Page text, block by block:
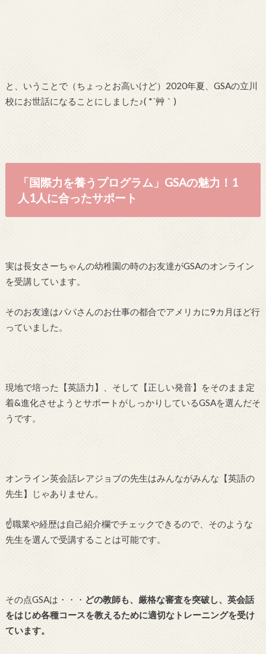
と、いうことで（ちょっとお高いけど）2020年夏、GSAの立川
校にお世話になることにしました♪( *´艸｀)
「国際力を養うプログラム」GSAの魅力！1
人1人に合ったサポート
実は長女さーちゃんの幼稚園の時のお友達がGSAのオンライン
を受講しています。
そのお友達はパパさんのお仕事の都合でアメリカに9カ月ほど行
っていました。
現地で培った【英語力】、そして【正しい発音】をそのまま定
着&進化させようとサポートがしっかりしているGSAを選んだそ
うです。
オンライン英会話レアジョブの先生はみんながみんな【英語の
先生】じゃありません。
☝職業や経歴は自己紹介欄でチェックできるので、そのような
先生を選んで受講することは可能です。
その点GSAは・・・ どの教師も、厳格な審査を突破し、英会話
をはじめ各種コースを教えるために適切なトレーニングを受け
ています。